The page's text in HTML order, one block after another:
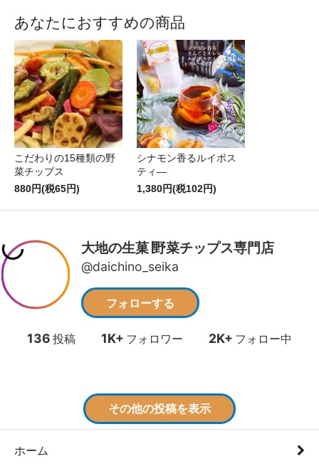
あなたにおすすめの商品
こだわりの15種類の野
菜チップス
880円(税65円)
シナモン香るルイボス
ティ―
1,380円(税102円)
ホーム